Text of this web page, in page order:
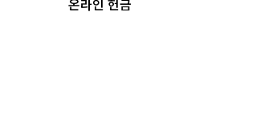
온라인 헌금